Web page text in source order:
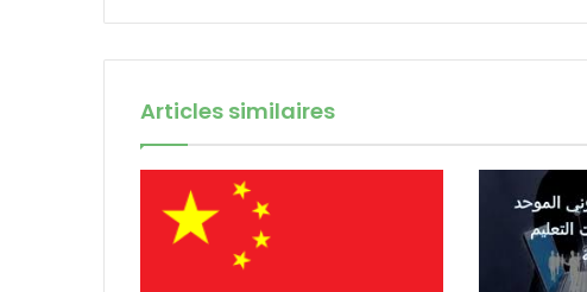
Articles similaires